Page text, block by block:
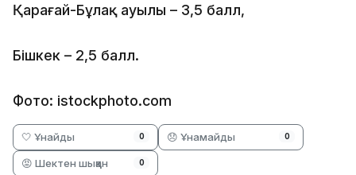
Қарағай-Бұлақ ауылы – 3,5 балл,
Бішкек – 2,5 балл.
Фото: istockphoto.com
🤍 Ұнайды 0 😞 Ұнамайды 0
😡 Шектен шыққан 0